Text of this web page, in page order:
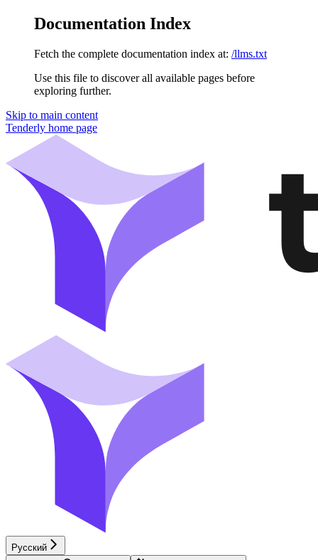
Documentation Index
Fetch the complete documentation index at: /llms.txt
Use this file to discover all available pages before
exploring further.
Skip to main content
Tenderly home page
Русский